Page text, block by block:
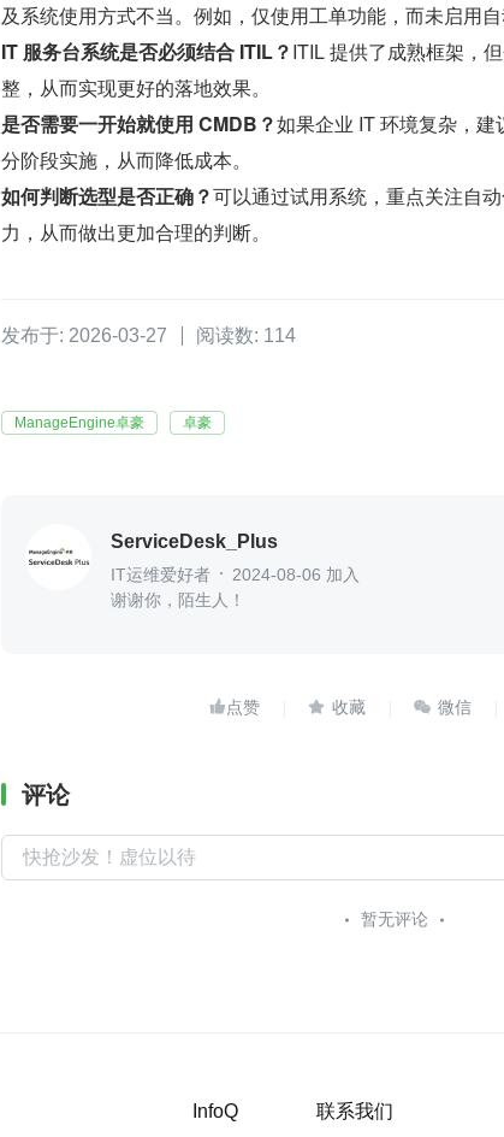
及系统使用方式不当。例如，仅使用工单功能，而未启用自
IT 服务台系统是否必须结合 ITIL？ITIL 提供了成熟框架，
整，从而实现更好的落地效果。
是否需要一开始就使用 CMDB？如果企业 IT 环境复杂，
分阶段实施，从而降低成本。
如何判断选型是否正确？可以通过试用系统，重点关注自
力，从而做出更加合理的判断。
发布于: 2026-03-27 阅读数: 114
ManageEngine卓豪 卓豪
ServiceDesk_Plus
IT运维爱好者
2024-08-06 加入
谢谢你，陌生人！
  
评论
暂无评论
InfoQ 联系我们